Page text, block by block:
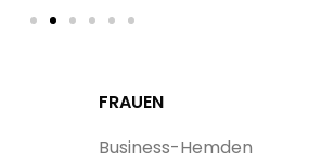
FRAUEN
Business-Hemden